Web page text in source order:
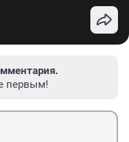
первым!